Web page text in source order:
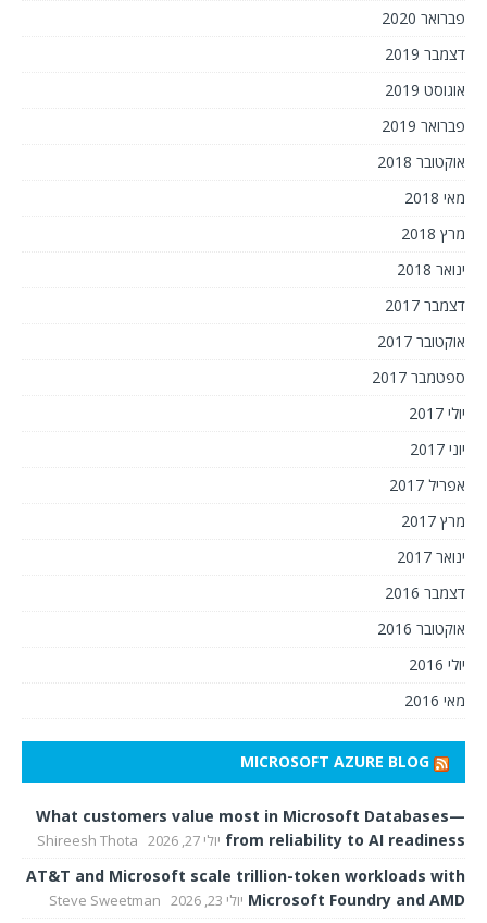
פברואר 2020
דצמבר 2019
אוגוסט 2019
פברואר 2019
אוקטובר 2018
מאי 2018
מרץ 2018
ינואר 2018
דצמבר 2017
אוקטובר 2017
ספטמבר 2017
יולי 2017
יוני 2017
אפריל 2017
מרץ 2017
ינואר 2017
דצמבר 2016
אוקטובר 2016
יולי 2016
מאי 2016
MICROSOFT AZURE BLOG
What customers value most in Microsoft Databases—
from reliability to AI readiness יולי 27, 2026 Shireesh Thota
AT&T and Microsoft scale trillion-token workloads with
Microsoft Foundry and AMD יולי 23, 2026 Steve Sweetman